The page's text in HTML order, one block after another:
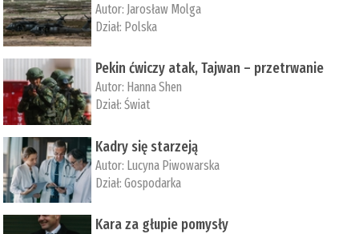
Autor: Jarosław Molga
Dział: Polska
Pekin ćwiczy atak, Tajwan – przetrwanie
Autor: ­Hanna Shen
Dział:Świat
Kadry się starzeją
Autor: Lucyna Piwowarska
Dział:Gospodarka
Kara za głupie pomysły